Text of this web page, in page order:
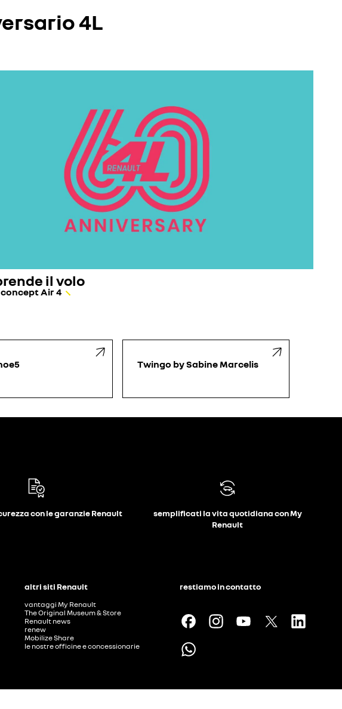
4L
il volo
Air 4
Twingo by Sabine Marcelis
con le garanzie Renault
semplificati la vita quotidiana con My
Renault
altri siti Renault
vantaggi My Renault
The Original Museum & Store
Renault news
renew
Mobilize Share
le nostre officine e concessionarie
restiamo in contatto